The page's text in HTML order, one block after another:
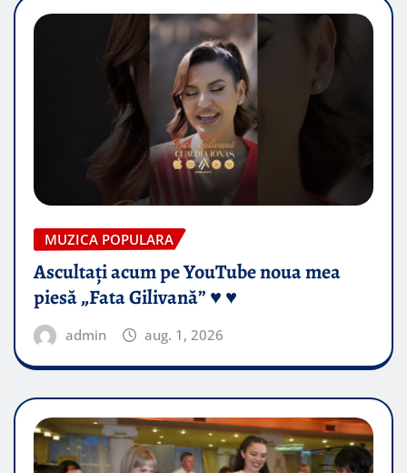
MUZICA POPULARA
Ascultați acum pe YouTube noua mea
piesă „Fata Gilivană” ♥️ ♥️
admin aug. 1, 2026